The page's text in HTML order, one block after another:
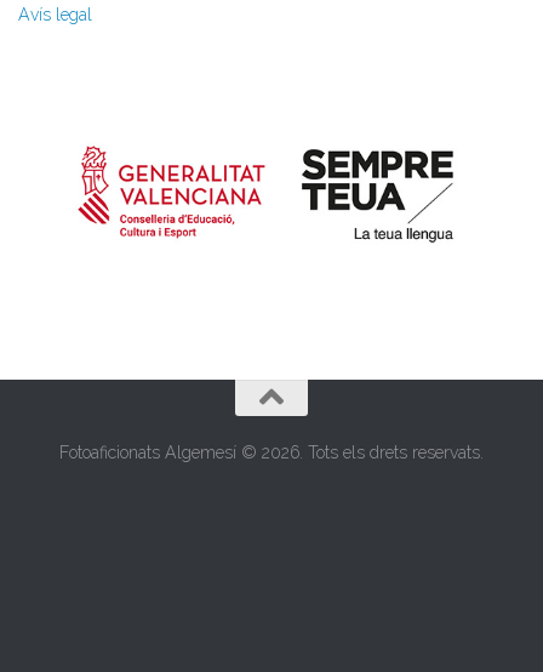
Avís legal
Fotoaficionats Algemesí © 2026. Tots els drets reservats.